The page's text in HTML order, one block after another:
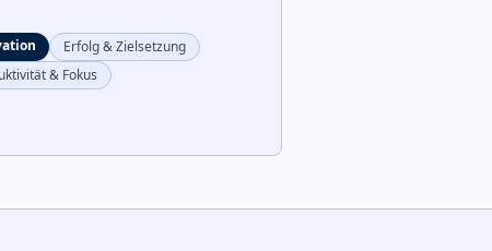
Erfolg & Zielsetzung
& Fokus